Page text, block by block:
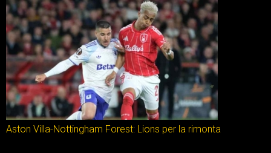
Aston Villa-Nottingham Forest: Lions per la rimonta